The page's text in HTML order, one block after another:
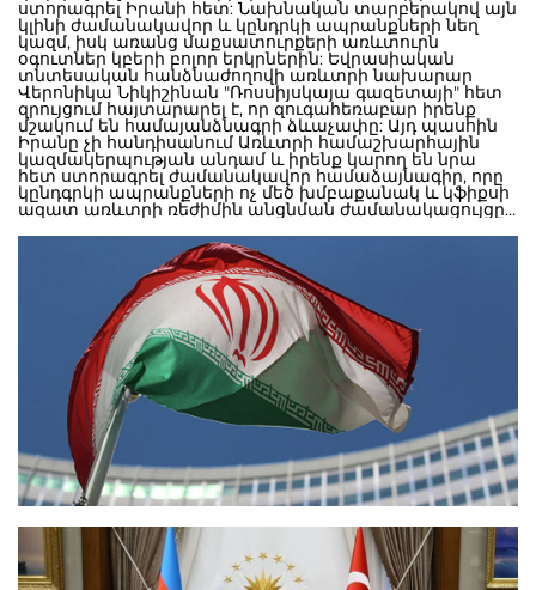
ստորագրել Իրանի հետ: Նախնական տարբերակով այն
կլինի ժամանակավոր և կընդրկի ապրանքների նեղ
կազմ, իսկ առանց մաքսատուրքերի առևտուրն
օգուտներ կբերի բոլոր երկրներին: Եվրասիական
տնտեսական հանձնաժողովի առևտրի նախարար
Վերոնիկա Նիկիշինան "Ռոսսիյսկայա գազետայի" հետ
զրույցում հայտարարել է, որ զուգահեռաբար իրենք
մշակում են համայանձնագրի ձևաչափը: Այդ պասհին
Իրանը չի հանդիսանում Առևտրի համաշխարհային
կազմակերպության անդամ և իրենք կարող են նրա
հետ ստորագրել ժամանակավոր համաձայնագիր, որը
կընդգրկի ապրանքների ոչ մեծ խմբաքանակ և կֆիքսի
ազատ առևտրի ռեժիմին անցնման ժամանակացույցը:
առևտրի համաձայնագրի շուրջ աշխատող խումբն իր
աշխատանքները կավարտի մինչև աշուն: Դրանից
հետո ԵԱՏՄ անդամ երկրների նախագահները կարող
են ԵՏՀ-ին Իրանի հետ բանակցությունների մանդատ
տրամադրել: ԵԱՏՄ երկրներն Իրան են մատակարարում
հիմնականում ցորեն, եգիպտացորեն, բուսական յուղեր,
անտառափայտ, բեռնատարներ: Իրանը հատկապես
հետաքրքրված է ՌԴ-ից ու Ղազախստանից
հացահատիկային կուլտուրաների ներկրմամբ: ՌԴ ԳԱԱ
Արևելագիտության ինստիտուտի գիտաշխատող
Ստանիսլավ Պրիտչինը հայտարարել է, որ
պատժամիջոցների չեղարկումից հետո Թեհրանը
կարող է սկսել գնել նաև պաշտպանական, ռազմական
նշանակության ապրանքներ: ԵԱՏՄ երկրկները
հետաքրքված են Իրանից ձկան, արևադարձային
տարբեր մրգերի ներկրմամբ: Իրանի նկատմամբ
պատժամիջոցների պատճատով ԵԱՏՄ ու Իրանի
ապրանքաշրջանառությունը փոքր ծավալներ էր
կազմում: 2015թ.-ի ԵԱՏՄ-ից Իրան արտահանումը
կազմել է 1.55 միլիարդ դոլար, իսկ ներկրումը՝ 0.5
միլիարդ: